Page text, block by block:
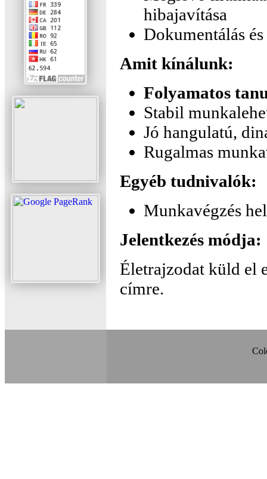
hibajavítása
Dokumentálás és
Amit kínálunk:
Folyamatos
Stabil
Jó hangulatú,
Rugalmas
Egyéb tudnivalók:
Munkavégzés
Jelentkezés módja:
Életrajzodat küld el
címre.